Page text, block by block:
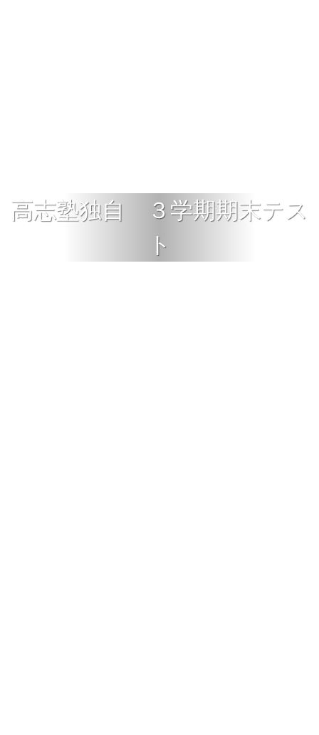
高志塾独自 ３学期期末テス
ト